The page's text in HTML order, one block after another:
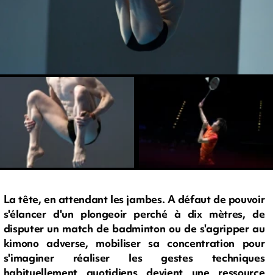
La tête, en attendant les jambes. A défaut de pouvoir
s'élancer d'un plongeoir perché à dix mètres, de
disputer un match de badminton ou de s'agripper au
kimono adverse, mobiliser sa concentration pour
s'imaginer réaliser les gestes techniques